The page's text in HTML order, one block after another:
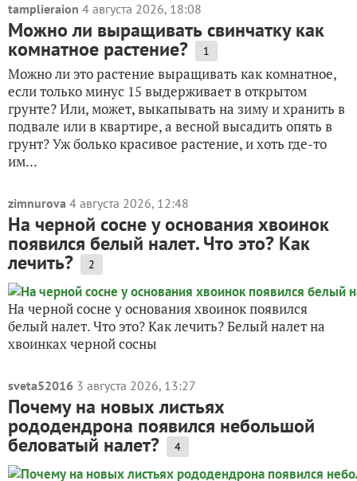
tamplieraion 4 августа 2026, 18:08
Можно ли выращивать свинчатку как
комнатное растение? 1
Можно ли это растение выращивать как комнатное,
если только минус 15 выдерживает в открытом
грунте? Или, может, выкапывать на зиму и хранить в
подвале или в квартире, а весной высадить опять в
грунт? Уж болько красивое растение, и хоть где-то
им...
zimnurova 4 августа 2026, 12:48
На черной сосне у основания хвоинок
появился белый налет. Что это? Как
лечить? 2
На черной сосне у основания хвоинок появился
белый налет. Что это? Как лечить? Белый налет на
хвоинках черной сосны
sveta52016 3 августа 2026, 13:27
Почему на новых листьях
рододендрона появился небольшой
беловатый налет? 4